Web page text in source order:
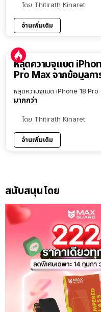
โดย Thitirath Kinaret
อ่านเพิ่มเติม
หลุดความจุแบต
Pro Max จากข้อมูลกา
หลุดความจุแบต iPhone 18
มากกว่า
โดย Thitirath Kinaret
อ่านเพิ่มเติม
สนับสนุนโดย